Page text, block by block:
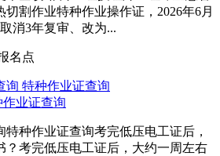
割作业特种作业操作证，2026年6月
消3年复审、改为...
名点
业证查询
特种作业证查询考完低压电工证后，
？考完低压电工证后，大约一周左右